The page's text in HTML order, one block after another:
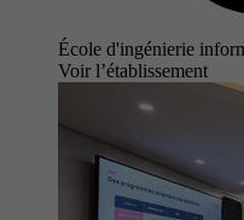
École d'ingénierie
Voir l’établissement